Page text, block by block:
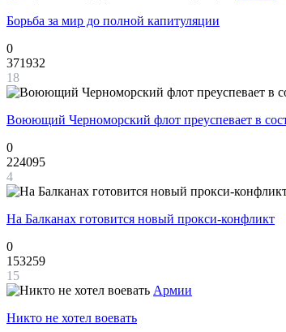
Борьба за мир до полной капитуляции
0
371932
18
Воюющий Черноморский флот преуспевает в
0
224095
4
На Балканах готовится новый прокси-конфликт
0
153259
15
Армии
Никто не хотел воевать